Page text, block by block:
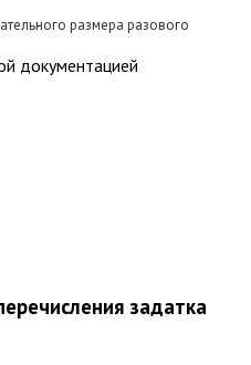
размера разового
документацией
задатка